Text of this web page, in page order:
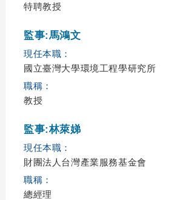
特聘教授
監事:馬鴻文
現任本職：
國立臺灣大學環境工程學研究所
職稱：
教授
監事:林萊娣
現任本職：
財團法人台灣產業服務基金會
職稱：
總經理